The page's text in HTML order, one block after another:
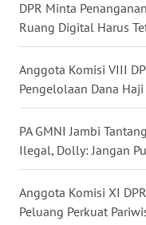
DPR Minta
Ruang Digital Harus
Anggota Komisi VIII
Pengelolaan Dana
PA GMNI Jambi
Ilegal, Dolly: Jangan
Anggota Komisi XI
Peluang Perkuat
WN
NUSANTARA
WN
JOGJA
WN
JATIM
WN
BALI